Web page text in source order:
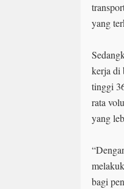
yang
kerja di
tinggi
rata
yang
bagi